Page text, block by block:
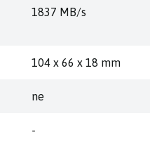
1837 MB/s
104 x 66 x 18 mm
ne
-